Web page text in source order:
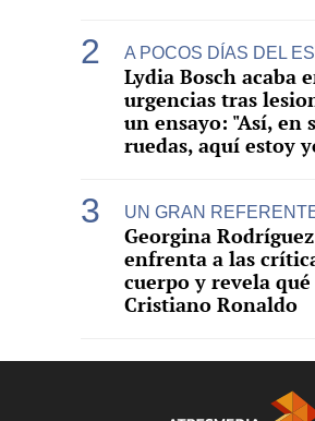
A POCOS DÍAS DEL
Lydia Bosch acaba
urgencias tras
un ensayo: "Así, en
ruedas, aquí estoy
UN GRAN
Georgina Rodríguez
enfrenta a las
cuerpo y revela
Cristiano Ronaldo